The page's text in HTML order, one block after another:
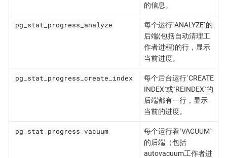
的信息。
pg_stat_progress_analyze
每个运行`ANALYZE`的
后端(包括自动清理工
作者进程)的行，显示
当前进度。
pg_stat_progress_create_index
每个后台运行`CREATE
INDEX`或`REINDEX`的
后端都有一行，显示
当前的进度。
pg_stat_progress_vacuum
每个运行着`VACUUM`
的后端（包括
autovacuum工作者进